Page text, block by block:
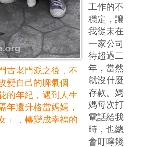
古老門派之後，不
變自己的脾氣個
的年紀，遇到人生
年還升格當媽媽，
」，轉變成幸福的
工作的不
穩定，讓
我從未在
一家公司
待超過二
年，當然
就沒什麼
存款。媽
媽每次打
電話給我
時，也總
會叮嚀幾